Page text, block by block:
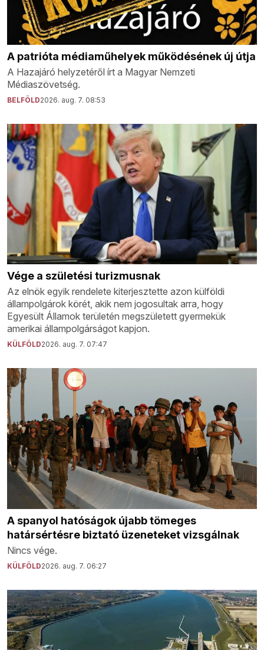
A patrióta médiaműhelyek működésének új útja
A Hazajáró helyzetéről írt a Magyar Nemzeti
Médiaszövetség.
BELFÖLD2026. aug. 7. 08:53
Vége a születési turizmusnak
Az elnök egyik rendelete kiterjesztette azon külföldi
állampolgárok körét, akik nem jogosultak arra, hogy
Egyesült Államok területén megszületett gyermekük
amerikai állampolgárságot kapjon.
KÜLFÖLD2026. aug. 7. 07:47
A spanyol hatóságok újabb tömeges
határsértésre biztató üzeneteket vizsgálnak
Nincs vége.
KÜLFÖLD2026. aug. 7. 06:27